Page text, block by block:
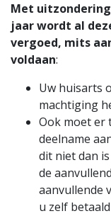
Met
jaar wordt al
vergoed, mits
voldaan:
Uw huisarts
machtiging
Ook moet er
deelname
dit niet dan
de
aanvullende
u zelf